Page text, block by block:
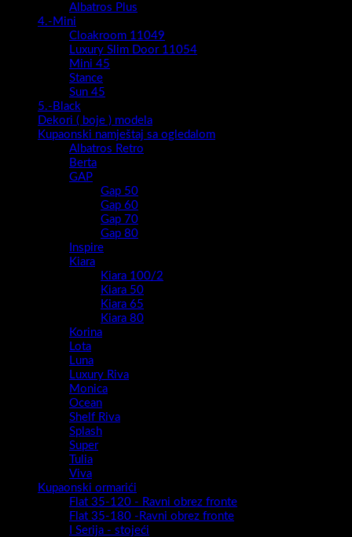
Albatros Plus
4.-Mini
Cloakroom 11049
Luxury Slim Door 11054
Mini 45
Stance
Sun 45
5.-Black
Dekori ( boje ) modela
Kupaonski namještaj sa ogledalom
Albatros Retro
Berta
GAP
Gap 50
Gap 60
Gap 70
Gap 80
Inspire
Kiara
Kiara 100/2
Kiara 50
Kiara 65
Kiara 80
Korina
Lota
Luna
Luxury Riva
Monica
Ocean
Shelf Riva
Splash
Super
Tulia
Viva
Kupaonski ormarići
Flat 35-120 - Ravni obrez fronte
Flat 35-180 -Ravni obrez fronte
I Serija - stojeći